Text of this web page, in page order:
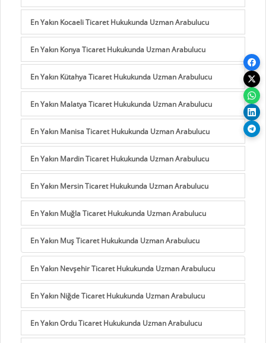
En Yakın Kocaeli Ticaret Hukukunda Uzman Arabulucu
En Yakın Konya Ticaret Hukukunda Uzman Arabulucu
En Yakın Kütahya Ticaret Hukukunda Uzman Arabulucu
En Yakın Malatya Ticaret Hukukunda Uzman Arabulucu
En Yakın Manisa Ticaret Hukukunda Uzman Arabulucu
En Yakın Mardin Ticaret Hukukunda Uzman Arabulucu
En Yakın Mersin Ticaret Hukukunda Uzman Arabulucu
En Yakın Muğla Ticaret Hukukunda Uzman Arabulucu
En Yakın Muş Ticaret Hukukunda Uzman Arabulucu
En Yakın Nevşehir Ticaret Hukukunda Uzman Arabulucu
En Yakın Niğde Ticaret Hukukunda Uzman Arabulucu
En Yakın Ordu Ticaret Hukukunda Uzman Arabulucu